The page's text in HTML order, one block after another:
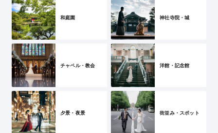
和庭園 神社寺院・城
チャペル・教会 洋館・記念館
夕景・夜景 街並み・スポット